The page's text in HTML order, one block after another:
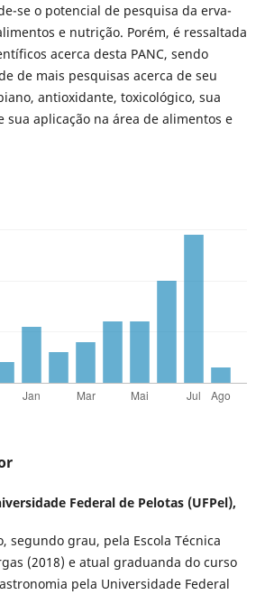
se o potencial de pesquisa da erva-
e nutrição. Porém, é ressaltada
acerca desta PANC, sendo
de mais pesquisas acerca de seu
antioxidante, toxicológico, sua
sua aplicação na área de alimentos e
Federal de Pelotas (UFPel),
segundo grau, pela Escola Técnica
(2018) e atual graduanda do curso
pela Universidade Federal